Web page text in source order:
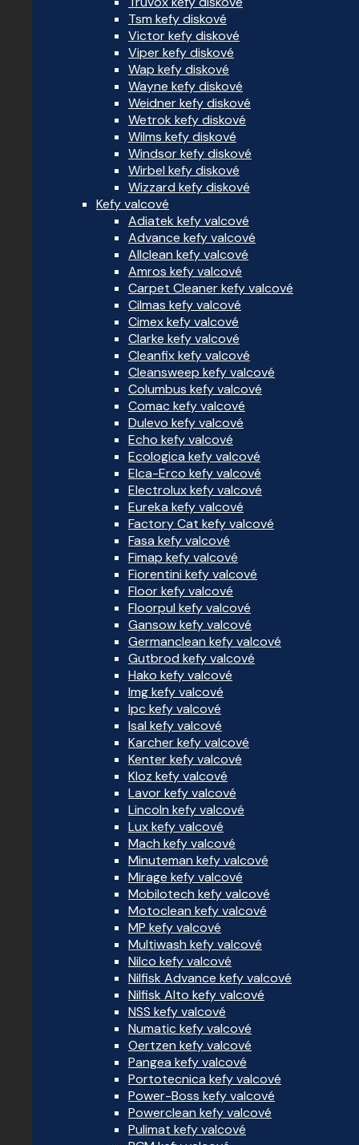
Tsm kefy diskové
Victor kefy diskové
Viper kefy diskové
Wap kefy diskové
Wayne kefy diskové
Weidner kefy diskové
Wetrok kefy diskové
Wilms kefy diskové
Windsor kefy diskové
Wirbel kefy diskové
Wizzard kefy diskové
Kefy valcové
Adiatek kefy valcové
Advance kefy valcové
Allclean kefy valcové
Amros kefy valcové
Carpet Cleaner kefy valcové
Cilmas kefy valcové
Cimex kefy valcové
Clarke kefy valcové
Cleanfix kefy valcové
Cleansweep kefy valcové
Columbus kefy valcové
Comac kefy valcové
Dulevo kefy valcové
Echo kefy valcové
Ecologica kefy valcové
Elca-Erco kefy valcové
Electrolux kefy valcové
Eureka kefy valcové
Factory Cat kefy valcové
Fasa kefy valcové
Fimap kefy valcové
Fiorentini kefy valcové
Floor kefy valcové
Floorpul kefy valcové
Gansow kefy valcové
Germanclean kefy valcové
Gutbrod kefy valcové
Hako kefy valcové
Img kefy valcové
Ipc kefy valcové
Isal kefy valcové
Karcher kefy valcové
Kenter kefy valcové
Kloz kefy valcové
Lavor kefy valcové
Lincoln kefy valcové
Lux kefy valcové
Mach kefy valcové
Minuteman kefy valcové
Mirage kefy valcové
Mobilotech kefy valcové
Motoclean kefy valcové
MP kefy valcové
Multiwash kefy valcové
Nilco kefy valcové
Nilfisk Advance kefy valcové
Nilfisk Alto kefy valcové
NSS kefy valcové
Numatic kefy valcové
Oertzen kefy valcové
Pangea kefy valcové
Portotecnica kefy valcové
Power-Boss kefy valcové
Powerclean kefy valcové
Pulimat kefy valcové